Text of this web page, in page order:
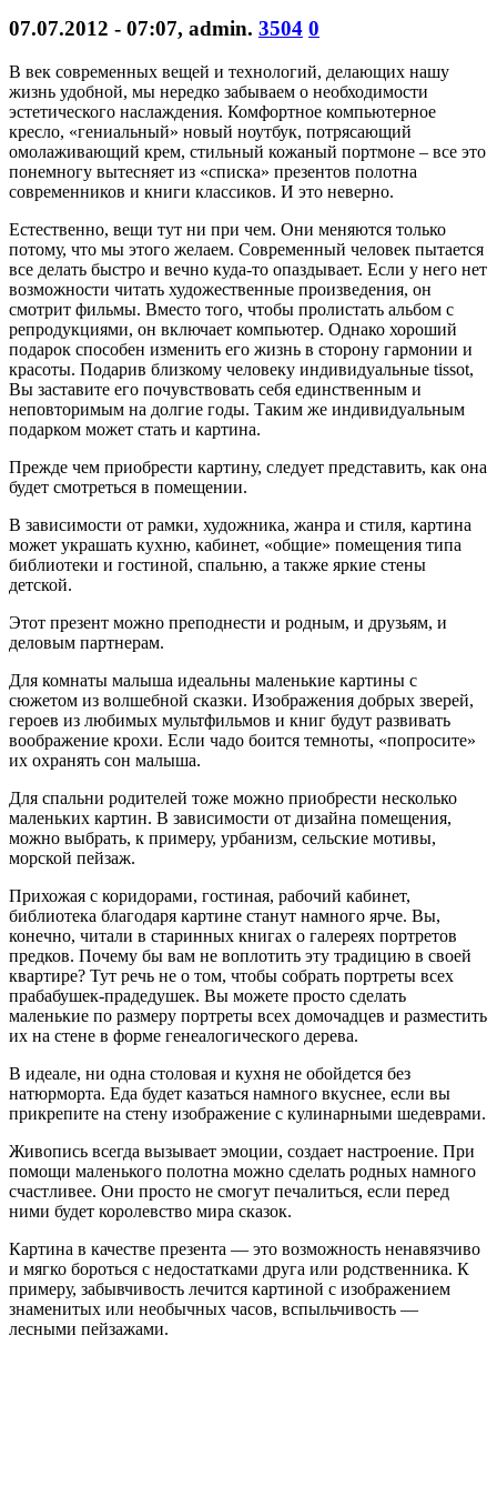
07.07.2012 - 07:07, admin. 3504 0
В век современных вещей и технологий, делающих нашу
жизнь удобной, мы нередко забываем о необходимости
эстетического наслаждения. Комфортное компьютерное
кресло, «гениальный» новый ноутбук, потрясающий
омолаживающий крем, стильный кожаный портмоне – все это
понемногу вытесняет из «списка» презентов полотна
современников и книги классиков. И это неверно.
Естественно, вещи тут ни при чем. Они меняются только
потому, что мы этого желаем. Современный человек пытается
все делать быстро и вечно куда-то опаздывает. Если у него нет
возможности читать художественные произведения, он
смотрит фильмы. Вместо того, чтобы пролистать альбом с
репродукциями, он включает компьютер. Однако хороший
подарок способен изменить его жизнь в сторону гармонии и
красоты. Подарив близкому человеку индивидуальные tissot,
Вы заставите его почувствовать себя единственным и
неповторимым на долгие годы. Таким же индивидуальным
подарком может стать и картина.
Прежде чем приобрести картину, следует представить, как она
будет смотреться в помещении.
В зависимости от рамки, художника, жанра и стиля, картина
может украшать кухню, кабинет, «общие» помещения типа
библиотеки и гостиной, спальню, а также яркие стены
детской.
Этот презент можно преподнести и родным, и друзьям, и
деловым партнерам.
Для комнаты малыша идеальны маленькие картины с
сюжетом из волшебной сказки. Изображения добрых зверей,
героев из любимых мультфильмов и книг будут развивать
воображение крохи. Если чадо боится темноты, «попросите»
их охранять сон малыша.
Для спальни родителей тоже можно приобрести несколько
маленьких картин. В зависимости от дизайна помещения,
можно выбрать, к примеру, урбанизм, сельские мотивы,
морской пейзаж.
Прихожая с коридорами, гостиная, рабочий кабинет,
библиотека благодаря картине станут намного ярче. Вы,
конечно, читали в старинных книгах о галереях портретов
предков. Почему бы вам не воплотить эту традицию в своей
квартире? Тут речь не о том, чтобы собрать портреты всех
прабабушек-прадедушек. Вы можете просто сделать
маленькие по размеру портреты всех домочадцев и разместить
их на стене в форме генеалогического дерева.
В идеале, ни одна столовая и кухня не обойдется без
натюрморта. Еда будет казаться намного вкуснее, если вы
прикрепите на стену изображение с кулинарными шедеврами.
Живопись всегда вызывает эмоции, создает настроение. При
помощи маленького полотна можно сделать родных намного
счастливее. Они просто не смогут печалиться, если перед
ними будет королевство мира сказок.
Картина в качестве презента — это возможность ненавязчиво
и мягко бороться с недостатками друга или родственника. К
примеру, забывчивость лечится картиной с изображением
знаменитых или необычных часов, вспыльчивость —
лесными пейзажами.